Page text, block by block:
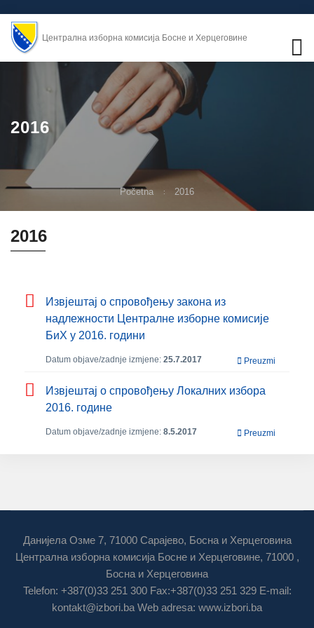
Централна изборна комисија Босне и Херцеговине
2016
Početna 2016
2016
Извјештај о спровођењу закона из
надлежности Централне изборне комисије
БиХ у 2016. години
Datum objave/zadnje izmjene: 25.7.2017 Preuzmi
Извјештај о спровођењу Локалних избора
2016. године
Datum objave/zadnje izmjene: 8.5.2017 Preuzmi
Данијела Озме 7, 71000 Сарајево, Босна и Херцеговина
Централна изборна комисија Босне и Херцеговине, 71000 ,
Босна и Херцеговина
Telefon: +387(0)33 251 300 Fax:+387(0)33 251 329 E-mail:
kontakt@izbori.ba Web adresa: www.izbori.ba